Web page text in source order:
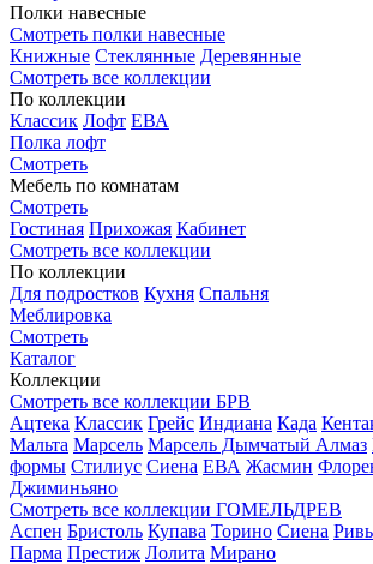
Полки навесные
Смотреть полки навесные
Книжные Стеклянные Деревянные
Смотреть все коллекции
По коллекции
Классик Лофт ЕВА
Полка лофт
Смотреть
Мебель по комнатам
Смотреть
Гостиная Прихожая Кабинет
Смотреть все коллекции
По коллекции
Для подростков Кухня Спальня
Меблировка
Смотреть
Каталог
Коллекции
Смотреть все коллекции БРВ
Ацтека Классик Грейс Индиана Када
Мальта Марсель Марсель Дымчатый Алмаз
формы Стилиус Сиена ЕВА Жасмин
Джиминьяно
Смотреть все коллекции ГОМЕЛЬДРЕВ
Аспен Бристоль Купава Торино Сиена
Парма Престиж Лолита Мирано